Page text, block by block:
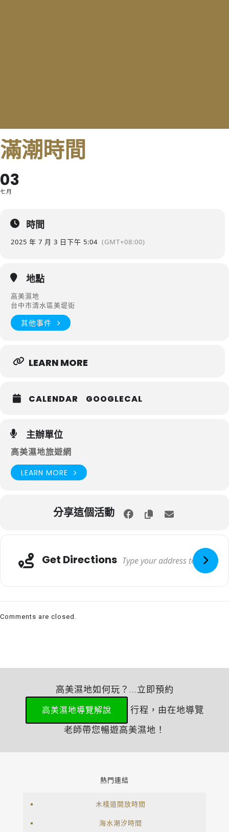
滿潮時間
03
七月
時間
2025 年 7 月 3 日下午 5:04 (GMT+08:00)
地點
高美濕地
台中市清水區美堤街
其他事件
LEARN MORE
CALENDAR GOOGLECAL
主辦單位
高美濕地旅遊網
LEARN MORE
分享這個活動
Get Directions
Comments are closed.
高美濕地如何玩？...立即預約
高美濕地導覽解說
行程，由在地導覽
老師帶您暢遊高美濕地！
熱門連結
木棧道開放時間
海水潮汐時間